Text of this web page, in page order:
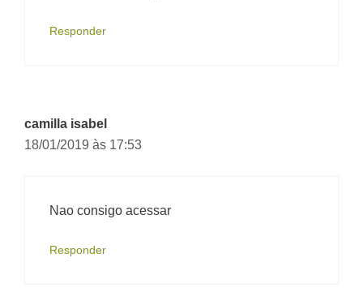
Responder
camilla isabel
18/01/2019 às 17:53
Nao consigo acessar
Responder